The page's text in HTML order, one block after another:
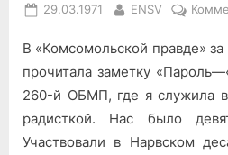
Posted
29.03.1971 By
ENSV
В «Комсомольской правде»
прочитала заметку
260-й ОБМП, где я служила в
радисткой. Нас было
Участвовали в Нарвском